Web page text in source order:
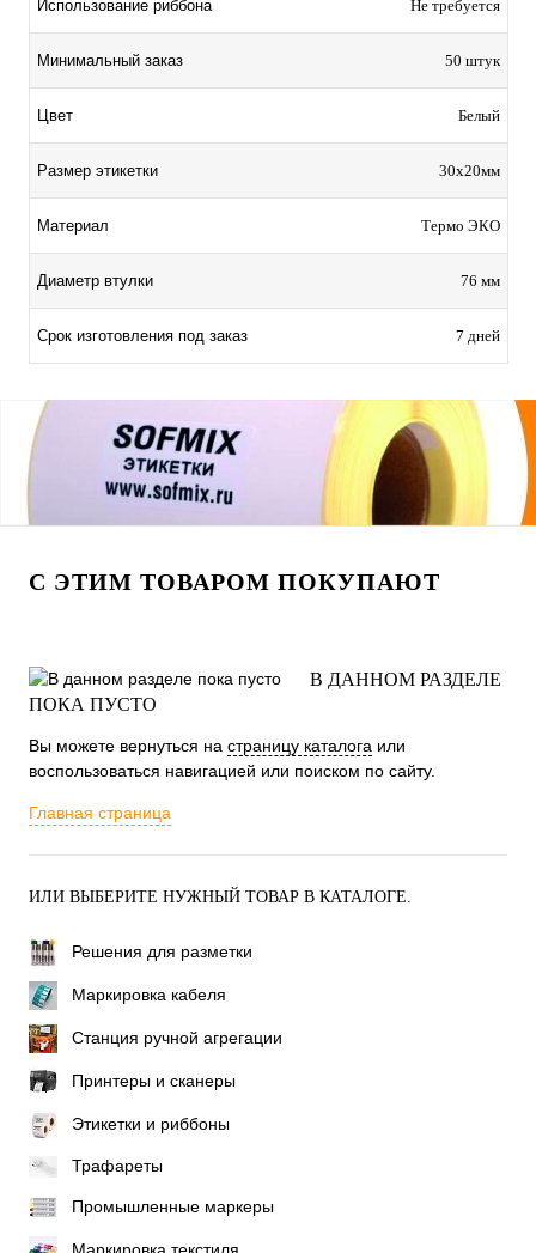
Использование риббона Не требуется
Минимальный заказ 50 штук
Цвет Белый
Размер этикетки 30х20мм
Материал Термо ЭКО
Диаметр втулки 76 мм
Срок изготовления под заказ 7 дней
С ЭТИМ ТОВАРОМ ПОКУПАЮТ
В ДАННОМ РАЗДЕЛЕ
ПОКА ПУСТО
Вы можете вернуться на страницу каталога или
воспользоваться навигацией или поиском по сайту.
Главная страница
ИЛИ ВЫБЕРИТЕ НУЖНЫЙ ТОВАР В КАТАЛОГЕ.
Решения для разметки
Маркировка кабеля
Станция ручной агрегации
Принтеры и сканеры
Этикетки и риббоны
Трафареты
Промышленные маркеры
Маркировка текстиля